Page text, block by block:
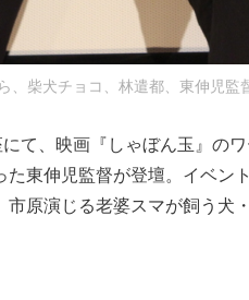
、柴犬チョコ、林遣都、東伸児監
て、映画『しゃぼん玉』の
た東伸児監督が登壇。イベン
原演じる老婆スマが飼う犬